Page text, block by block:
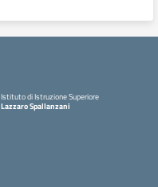
Istituto di Istruzione Superiore
Lazzaro Spallanzani